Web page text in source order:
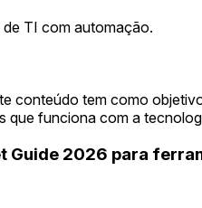
TI com automação.
conteúdo tem como
que funciona com a
Guide 2026 para